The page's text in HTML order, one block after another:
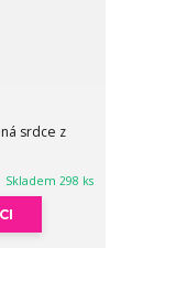
srdce z
Skladem 298 ks